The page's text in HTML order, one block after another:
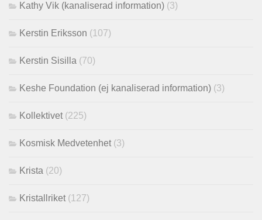
Kathy Vik (kanaliserad information) (3)
Kerstin Eriksson (107)
Kerstin Sisilla (70)
Keshe Foundation (ej kanaliserad information) (3)
Kollektivet (225)
Kosmisk Medvetenhet (3)
Krista (20)
Kristallriket (127)